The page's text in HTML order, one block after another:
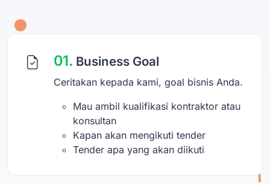
01. Business Goal
Ceritakan kepada kami, goal bisnis Anda.
Mau ambil kualifikasi kontraktor atau
konsultan
Kapan akan mengikuti tender
Tender apa yang akan diikuti